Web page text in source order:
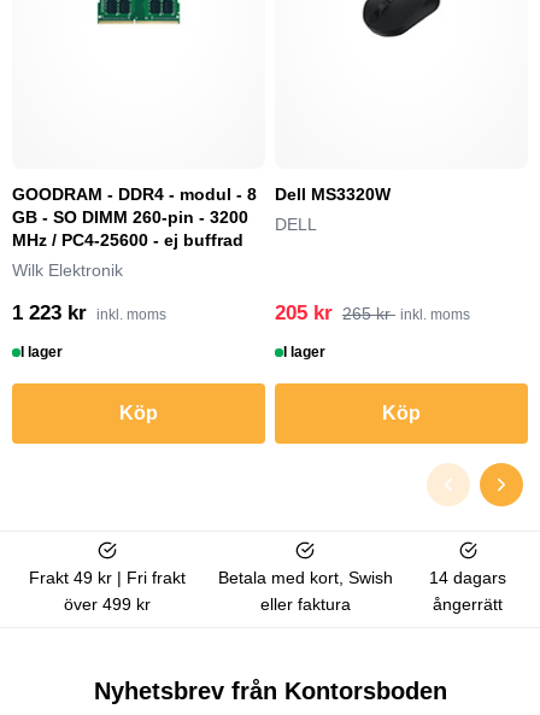
GOODRAM - DDR4 - modul - 8
GB - SO DIMM 260-pin - 3200
MHz / PC4-25600 - ej buffrad
Wilk Elektronik
1 223 kr inkl. moms
I lager
Köp
Dell MS3320W
DELL
205 kr 265 kr inkl. moms
I lager
Köp
Frakt 49 kr | Fri frakt
över 499 kr
Betala med kort, Swish
eller faktura
14 dagars
ångerrätt
Nyhetsbrev från Kontorsboden